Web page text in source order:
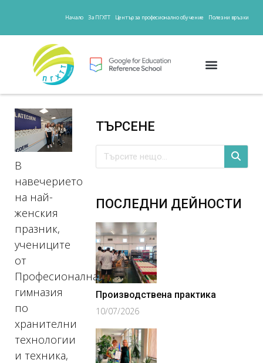
Начало За ПГХТТ Център за професионално обучение Полезни връзки
В
навечерието
на най-
женския
празник,
учениците
от
Професионална
гимназия
по
хранителни
технологии
и техника,
ТЪРСЕНЕ
ПОСЛЕДНИ ДЕЙНОСТИ
Производствена практика
10/07/2026